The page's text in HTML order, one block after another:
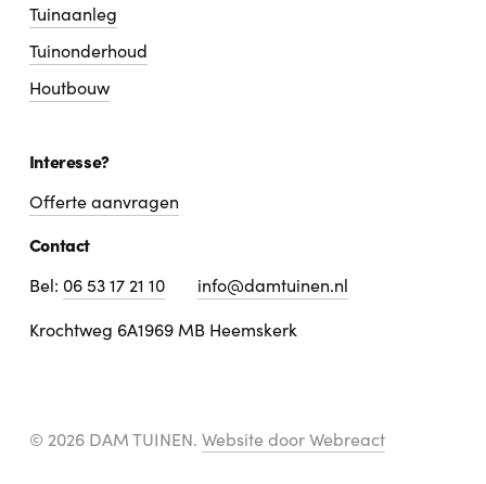
Tuinaanleg
Tuinonderhoud
Houtbouw
Interesse?
Offerte aanvragen
Contact
Bel: 06 53 17 21 10
info@damtuinen.nl
Krochtweg 6A1969 MB Heemskerk
© 2026 DAM TUINEN. Website door Webreact